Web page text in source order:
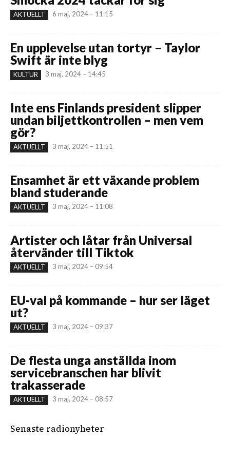
AKTUELLT 6 maj, 2024 – 11:15
En upplevelse utan tortyr – Taylor
Swift är inte blyg
KULTUR 3 maj, 2024 – 14:45
Inte ens Finlands president slipper
undan biljettkontrollen – men vem
gör?
AKTUELLT 3 maj, 2024 – 11:51
Ensamhet är ett växande problem
bland studerande
AKTUELLT 3 maj, 2024 – 11:08
Artister och låtar från Universal
återvänder till Tiktok
AKTUELLT 3 maj, 2024 – 09:54
EU-val på kommande – hur ser läget
ut?
AKTUELLT 3 maj, 2024 – 09:37
De flesta unga anställda inom
servicebranschen har blivit
trakasserade
AKTUELLT 3 maj, 2024 – 08:57
Senaste radionyheter